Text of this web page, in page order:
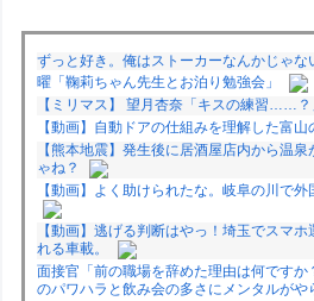
ずっと好き。俺はストーカーなんかじゃな
曜「鞠莉ちゃん先生とお泊り勉強会」
【ミリマス】 望月杏奈「キスの練習……？
【動画】自動ドアの仕組みを理解した富山
【熊本地震】発生後に居酒屋店内から温
ゃね？
【動画】よく助けられたな。岐阜の川で外
【動画】逃げる判断はやっ！埼玉でスマ
れる車載。
面接官「前の職場を辞めた理由は何ですか
のパワハラと飲み会の多さにメンタルがや